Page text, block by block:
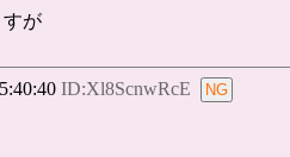
すが
ID:Xl8ScnwRcE